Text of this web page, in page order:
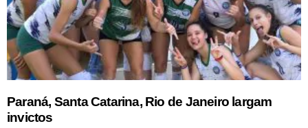
Paraná, Santa Catarina, Rio de Janeiro largam
invictos